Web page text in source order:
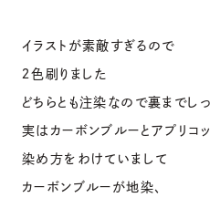
イラストが素敵すぎるので
２色刷りました
どちらとも注染なので裏までし
実はカーボンブルーとアプリコ
染め方をわけていまして
カーボンブルーが地染、